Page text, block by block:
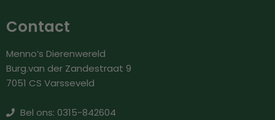
Contact
Menno’s Dierenwereld
Burg.van der Zandestraat 9
7051 CS Varsseveld
Bel ons: 0315-842604